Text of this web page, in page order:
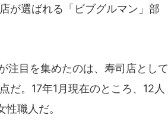
が選ばれる「ビブグルマン」部
注目を集めたのは、寿司店として
だ。17年1月現在のところ、12人
職人だ。